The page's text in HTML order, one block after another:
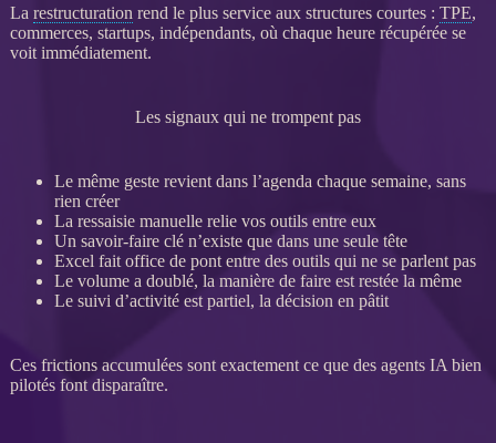
La restructuration rend le plus service aux structures courtes : TPE,
commerces, startups, indépendants, où chaque heure récupérée se
voit immédiatement.
Les signaux qui ne trompent pas
Le même geste revient dans l’agenda chaque semaine, sans
rien créer
La ressaisie manuelle relie vos outils entre eux
Un savoir-faire clé n’existe que dans une seule tête
Excel fait office de pont entre des outils qui ne se parlent pas
Le volume a doublé, la manière de faire est restée la même
Le suivi d’activité est partiel, la décision en pâtit
Ces frictions accumulées sont exactement ce que des agents IA bien
pilotés font disparaître.